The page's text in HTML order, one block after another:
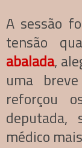
A sessão
tensão
abalada,
uma
reforçou
deputada,
médico